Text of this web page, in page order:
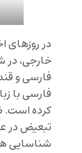
در روزهای
خارجی،
فارسی و
فارسی با
کرده است.
تبعیض در
شناسایی